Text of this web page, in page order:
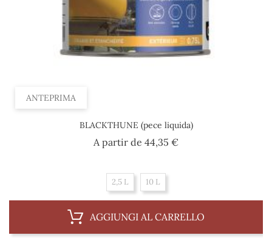
ANTEPRIMA
BLACKTHUNE (pece liquida)
A partir de 44,35 €Prezzo
2,5 L 10 L
AGGIUNGI AL CARRELLO